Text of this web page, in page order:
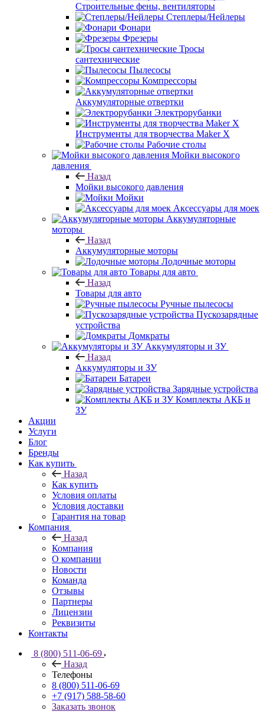
Строительные фены, вентиляторы
Степлеры/Нейлеры
Фонари
Фрезеры
Тросы
сантехнические
Пылесосы
Компрессоры
Аккумуляторные отвертки
Электрорубанки
Инструменты для творчества Maker X
Рабочие столы
Мойки высокого
давления
Назад
Мойки высокого давления
Мойки
Аксессуары для моек
Аккумуляторные
моторы
Назад
Аккумуляторные моторы
Лодочные моторы
Товары для авто
Назад
Товары для авто
Ручные пылесосы
Пускозарядные
устройства
Домкраты
Аккумуляторы и ЗУ
Назад
Аккумуляторы и ЗУ
Батареи
Зарядные устройства
Комплекты АКБ и
ЗУ
Акции
Услуги
Блог
Бренды
Как купить
Назад
Как купить
Условия оплаты
Условия доставки
Гарантия на товар
Компания
Назад
Компания
О компании
Новости
Команда
Отзывы
Партнеры
Лицензии
Реквизиты
Контакты
8 (800) 511-06-69
Назад
Телефоны
8 (800) 511-06-69
+7 (917) 588-58-60
Заказать звонок